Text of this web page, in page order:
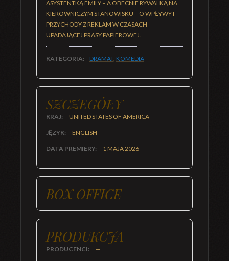
ASYSTENTKĄ EMILY – A OBECNIE RYWALKĄ NA
KIEROWNICZYM STANOWISKU – O WPŁYWY I
PRZYCHODY Z REKLAM W CZASACH
UPADAJĄCEJ PRASY PAPIEROWEJ.
KATEGORIA: DRAMAT, KOMEDIA
SZCZEGÓŁY
KRAJ: UNITED STATES OF AMERICA
JĘZYK: ENGLISH
DATA PREMIERY: 1 MAJA 2026
BOX OFFICE
PRODUKCJA
PRODUCENCI: —